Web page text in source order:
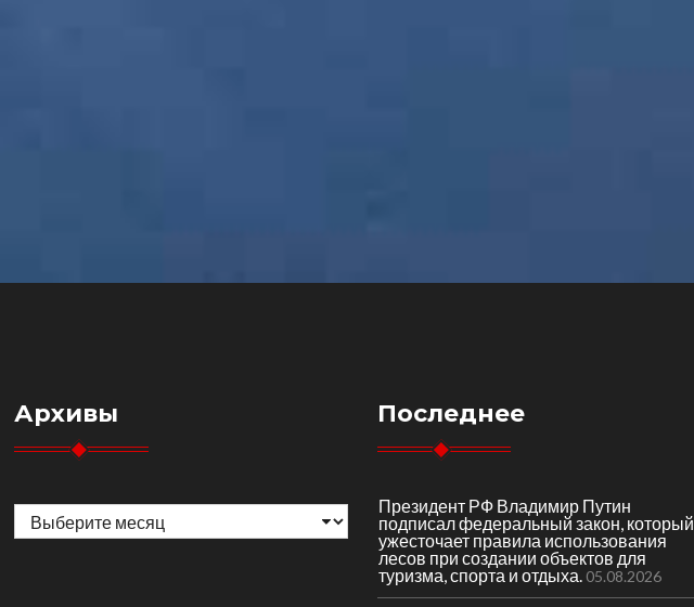
Архивы Последнее
Президент РФ Владимир Путин
подписал федеральный закон, который
ужесточает правила использования
лесов при создании объектов для
туризма, спорта и отдыха. 05.08.2026